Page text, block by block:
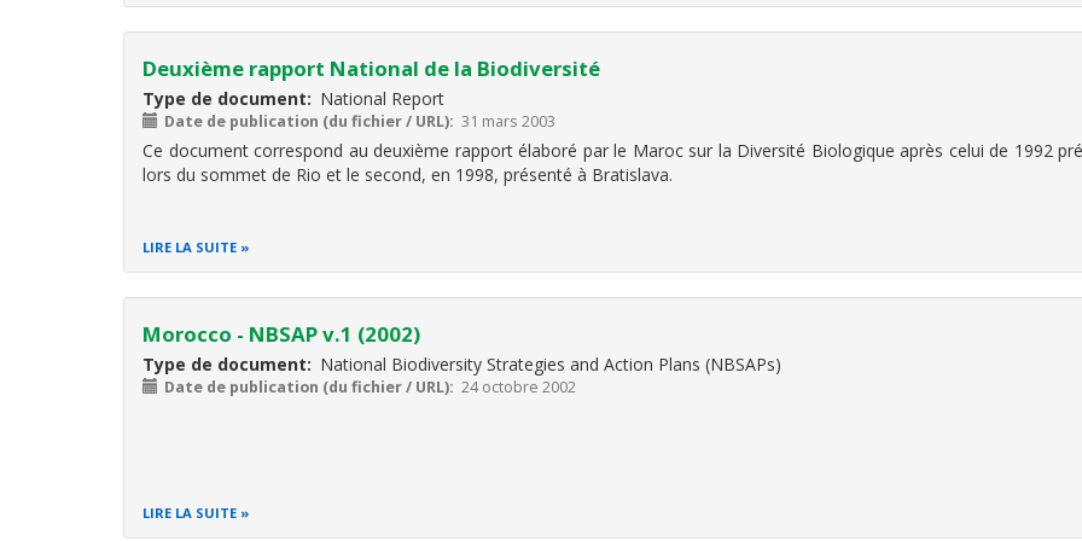
Deuxième rapport National de la Biodiversité
Type de document National Report
Date de publication (du fichier / URL) 31 mars 2003
Ce document correspond au deuxième rapport élaboré par le Maroc sur la Diversité Biologique après celui de 1992
lors du sommet de Rio et le second, en 1998, présenté à Bratislava.
LIRE LA SUITE
Morocco - NBSAP v.1 (2002)
Type de document National Biodiversity Strategies and Action Plans (NBSAPs)
Date de publication (du fichier / URL) 24 octobre 2002
LIRE LA SUITE